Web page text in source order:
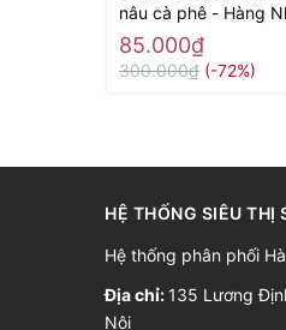
nâu cà phê - Hàng
85.000₫
300.000₫ (-72%)
HỆ THỐNG SIÊU THỊ
Hệ thống phân phối
Địa chỉ: 135 Lương
Nội